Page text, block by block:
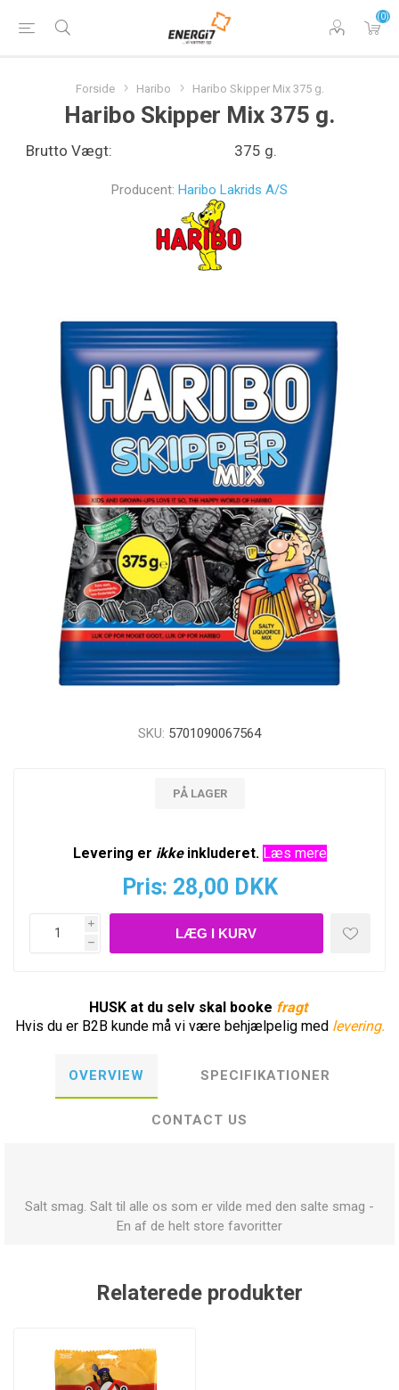
(0)
Forside Haribo Haribo Skipper Mix 375 g.
Haribo Skipper Mix 375 g.
Brutto Vægt: 375 g.
Producent: Haribo Lakrids A/S
SKU: 5701090067564
PÅ LAGER
Levering er ikkeinkluderet. Læs mere
Pris: 28,00 DKK
i
h
HUSK at du selv skal booke fragt
Hvis du er B2B kunde må vi være behjælpelig med levering.
OVERVIEW SPECIFIKATIONER
CONTACT US
Salt smag. Salt til alle os som er vilde med den salte smag -
En af de helt store favoritter
Relaterede produkter